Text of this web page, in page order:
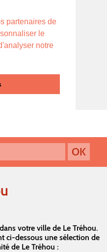
partenaires de
le
notre
votre ville de Le Tréhou.
ci-dessous une sélection de
de Le Tréhou :